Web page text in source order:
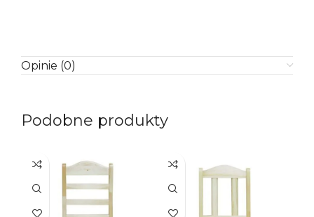
Opinie (0)
Podobne produkty